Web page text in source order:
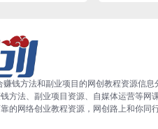
赚钱方法和副业项目的网创教程资源信息
方法、副业项目资源、自媒体运营等网
的网络创业教程资源，网创路上和你同行